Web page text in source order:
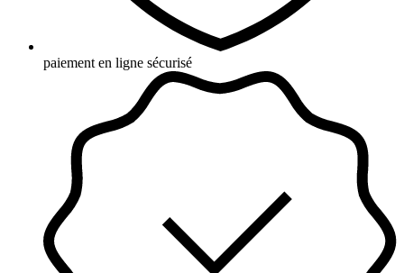
paiement en ligne sécurisé